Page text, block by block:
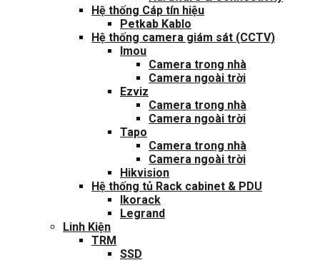
Hệ thống Cáp tín hiệu
Petkab Kablo
Hệ thống camera giám sát (CCTV)
Imou
Camera trong nhà
Camera ngoài trời
Ezviz
Camera trong nhà
Camera ngoài trời
Tapo
Camera trong nhà
Camera ngoài trời
Hikvision
Hệ thống tủ Rack cabinet & PDU
Ikorack
Legrand
Linh Kiện
TRM
SSD